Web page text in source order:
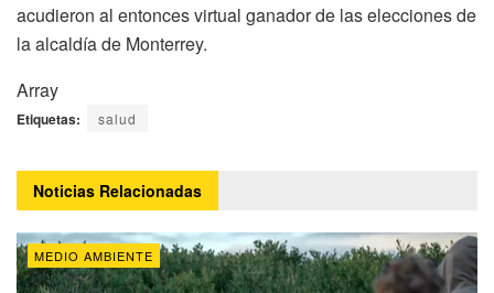
acudieron al entonces virtual ganador de las elecciones de
la alcaldía de Monterrey.
Array
Etiquetas: salud
Noticias Relacionadas
MEDIO AMBIENTE